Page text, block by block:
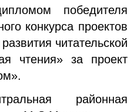
победителя
конкурса проектов
читательской
чтения» за проект
районная